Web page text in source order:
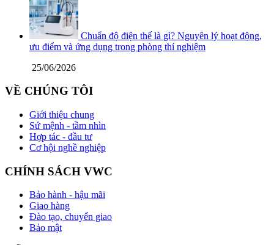
Chuẩn độ điện thế là gì? Nguyên lý hoạt động,
ưu điểm và ứng dụng trong phòng thí nghiệm
25/06/2026
VỀ CHÚNG TÔI
Giới thiệu chung
Sứ mệnh - tầm nhìn
Hợp tác - đầu tư
Cơ hội nghề nghiệp
CHÍNH SÁCH VWC
Bảo hành - hậu mãi
Giao hàng
Đào tạo, chuyển giao
Bảo mật